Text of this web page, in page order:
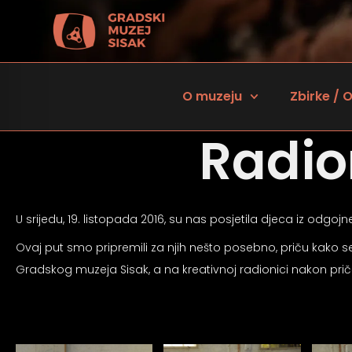
O muzeju Zbirke /
U srijedu, 19. listopada 2016, su nas posjetila djeca iz
Ovaj put smo pripremili za njih nešto posebno, priču kako
Gradskog muzeja Sisak, a na kreativnoj radionici nakon